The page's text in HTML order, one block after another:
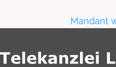
Mandant